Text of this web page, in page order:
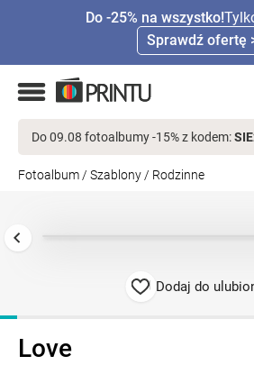
Do -25% na wszystko!
Sprawdź ofertę
Do 09.08 fotoalbumy -15% z kodem:
Fotoalbum / Szablony / Rodzinne
Dodaj do
Love